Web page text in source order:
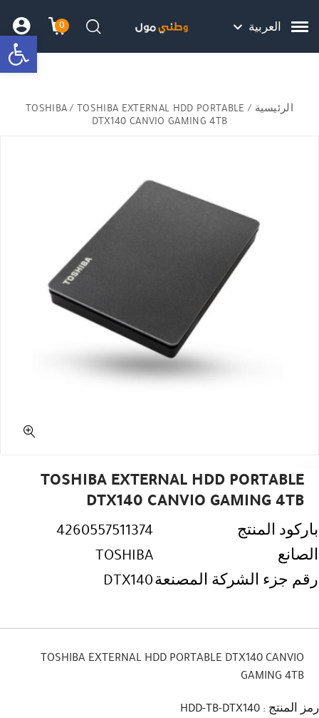
هل نزلت التطبيق ليصلك كل جديد ؟
العربية 0
עגלתחיפוש
الرئيسية /
TOSHIBA/ TOSHIBA EXTERNAL HDD PORTABLE
DTX140 CANVIO GAMING 4TB
TOSHIBA EXTERNAL HDD PORTABLE
DTX140 CANVIO GAMING 4TB
باركود المنتج
4260557511374
الصانع
TOSHIBA
رقم جزء الشركة المصنعةDTX140
TOSHIBA EXTERNAL HDD PORTABLE DTX140 CANVIO
GAMING 4TB
رمز المنتج : HDD-TB-DTX140